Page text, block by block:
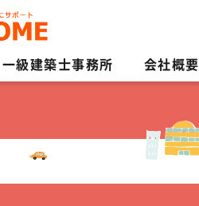
一級建築士事務所 会社概要